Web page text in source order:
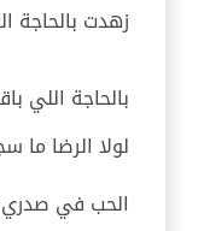
زهدت بالحاجة
بالحاجة اللي
لولا الرضا ما
الحب في